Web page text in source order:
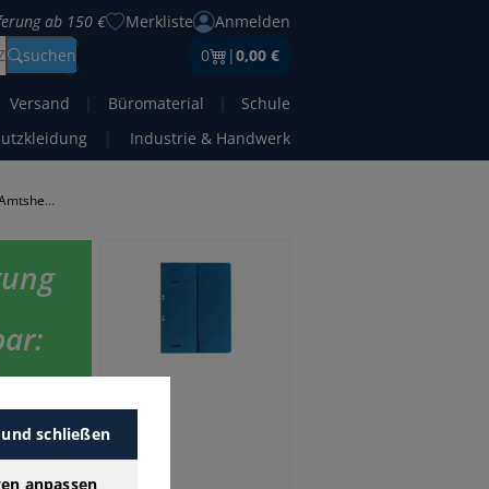
ab 150 € Merkliste
Anmelden
suchen 0 |0,00 €
Versand | Büromaterial |
Schule
| Industrie & Handwerk
Ösenhefter 1 x variierbar: Amtsheftung ODER kaufmännische Heftung
schließen
anpassen